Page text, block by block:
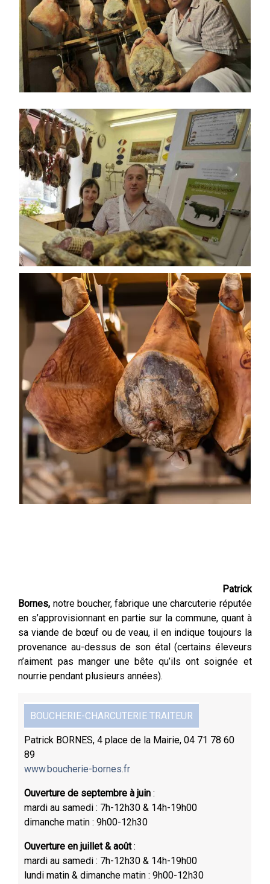
Patrick
Bornes, notre boucher, fabrique une charcuterie réputée
en s’approvisionnant en partie sur la commune, quant à
sa viande de bœuf ou de veau, il en indique toujours la
provenance au-dessus de son étal (certains éleveurs
n’aiment pas manger une bête qu’ils ont soignée et
nourrie pendant plusieurs années).
BOUCHERIE-CHARCUTERIE TRAITEUR
Patrick BORNES, 4 place de la Mairie, 04 71 78 60
89
www.boucherie-bornes.fr
Ouverture de septembre à juin:
mardi au samedi : 7h-12h30 & 14h-19h00
dimanche matin : 9h00-12h30
Ouverture en juillet & août:
mardi au samedi : 7h-12h30 & 14h-19h00
lundi matin & dimanche matin : 9h00-12h30